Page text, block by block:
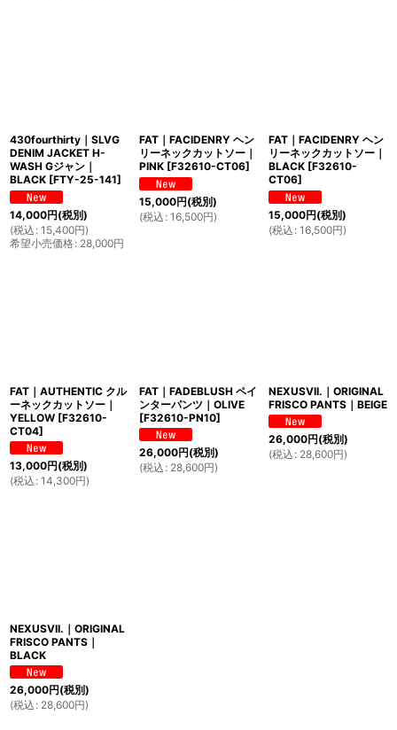
430fourthirty｜SLVG
DENIM JACKET H-
WASH Gジャン｜
BLACK [FTY-25-141]
14,000円(税別)
(税込 : 15,400円)
希望小売価格: 28,000円
FAT｜FACIDENRY ヘン
リーネックカットソー｜
PINK [F32610-CT06]
15,000円(税別)
(税込 : 16,500円)
FAT｜FACIDENRY ヘン
リーネックカットソー｜
BLACK [F32610-
CT06]
15,000円(税別)
(税込 : 16,500円)
FAT｜AUTHENTIC クル
ーネックカットソー｜
YELLOW [F32610-
CT04]
13,000円(税別)
(税込 : 14,300円)
FAT｜FADEBLUSH ペイ
ンターパンツ｜OLIVE
[F32610-PN10]
26,000円(税別)
(税込 : 28,600円)
NEXUSVII.｜ORIGINAL
FRISCO PANTS｜BEIGE
26,000円(税別)
(税込 : 28,600円)
NEXUSVII.｜ORIGINAL
FRISCO PANTS｜
BLACK
26,000円(税別)
(税込 : 28,600円)